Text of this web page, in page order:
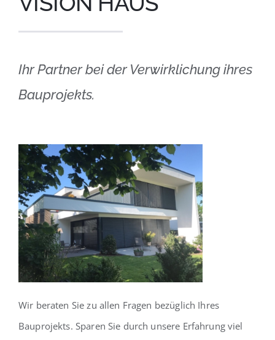
Ihr Partner bei der Verwirklichung ihres
Bauprojekts.
Wir beraten Sie zu allen Fragen bezüglich Ihres
Bauprojekts. Sparen Sie durch unsere Erfahrung viel